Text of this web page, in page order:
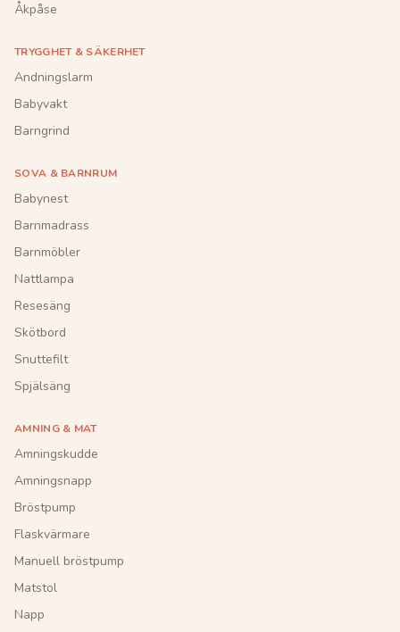
Åkpåse
TRYGGHET & SÄKERHET
Andningslarm
Babyvakt
Barngrind
SOVA & BARNRUM
Babynest
Barnmadrass
Barnmöbler
Nattlampa
Resesäng
Skötbord
Snuttefilt
Spjälsäng
AMNING & MAT
Amningskudde
Amningsnapp
Bröstpump
Flaskvärmare
Manuell bröstpump
Matstol
Napp